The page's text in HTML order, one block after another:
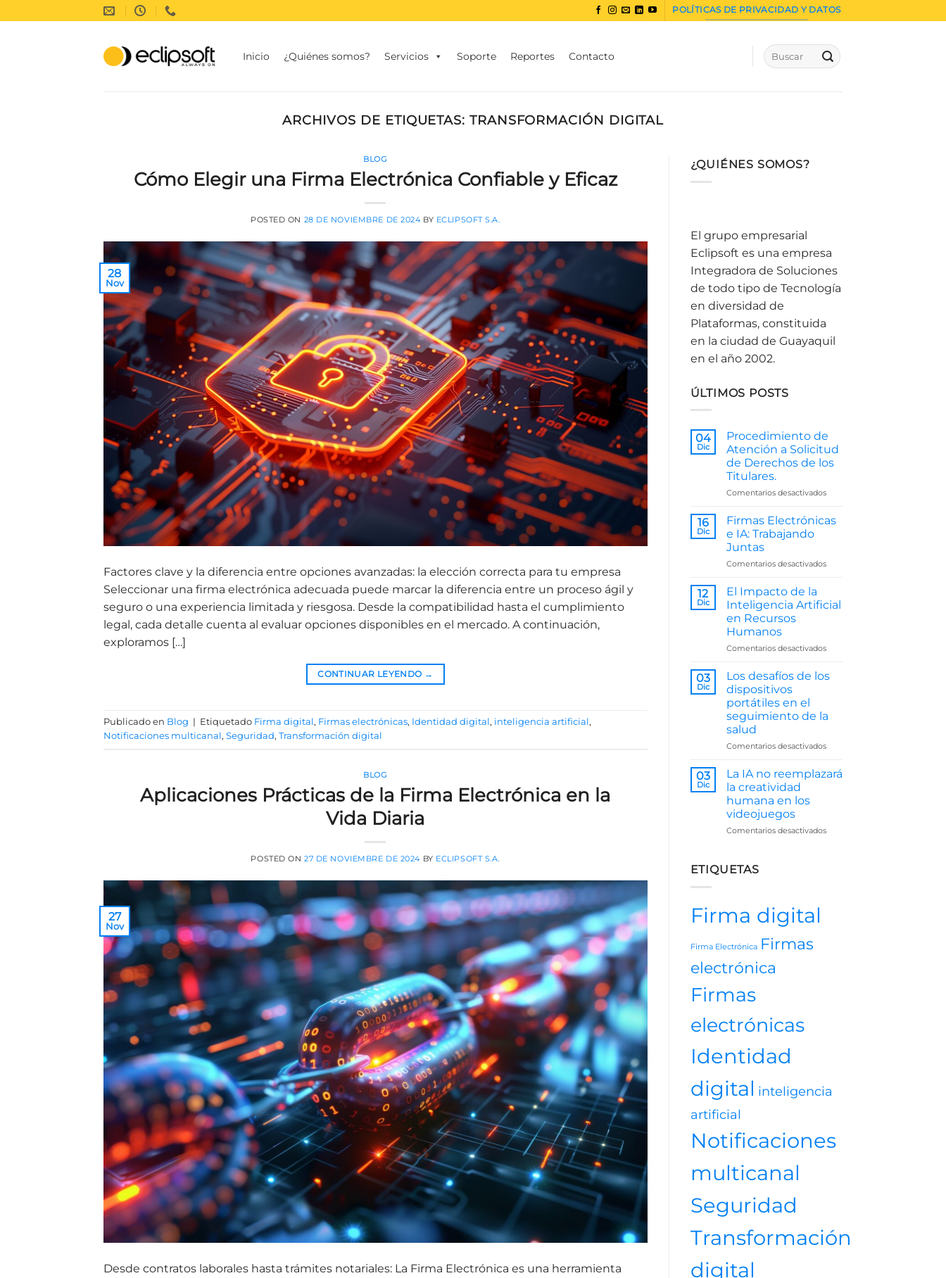
al
POLÍTICAS DE PRIVACIDAD Y DATOS
Inicio ¿Quiénes somos? Servicios Soporte Reportes Contacto
ARCHIVOS DE ETIQUETAS: TRANSFORMACIÓN DIGITAL
BLOG
Cómo Elegir una Firma Electrónica Confiable y Eficaz
POSTED ON 28 DE NOVIEMBRE DE 2024 BY ECLIPSOFT S.A.
28
Nov
Factores clave y la diferencia entre opciones avanzadas: la elección correcta para tu empresa
Seleccionar una firma electrónica adecuada puede marcar la diferencia entre un proceso ágil y
seguro o una experiencia limitada y riesgosa. Desde la compatibilidad hasta el cumplimiento
legal, cada detalle cuenta al evaluar opciones disponibles en el mercado. A continuación,
exploramos […]
CONTINUAR LEYENDO →
Publicado en Blog | Etiquetado Firma digital, Firmas electrónicas, Identidad digital, inteligencia artificial,
Notificaciones multicanal, Seguridad, Transformación digital
BLOG
Aplicaciones Prácticas de la Firma Electrónica en la
Vida Diaria
POSTED ON27 DE NOVIEMBRE DE 2024 BY ECLIPSOFT S.A.
27
Nov
Desde contratos laborales hasta trámites notariales: La Firma Electrónica es una herramienta
¿QUIÉNES SOMOS?
El grupo empresarial
Eclipsoft es una empresa
Integradora de Soluciones
de todo tipo de Tecnología
en diversidad de
Plataformas, constituida
en la ciudad de Guayaquil
en el año 2002.
ÚLTIMOS POSTS
04
Dic
Procedimiento de
Atención a Solicitud
de Derechos de los
Titulares.
Comentarios desactivadosen
de
de
los
Titulares.
16
Dic
Firmas Electrónicas
e IA: Trabajando
Juntas
Comentarios desactivadosen
e
IA:
12
Dic
El Impacto de la
Inteligencia Artificial
en Recursos
Humanos
Comentarios desactivadosen
Impacto
Artificial
Recursos
03
Dic
Los desafíos de los
dispositivos
portátiles en el
seguimiento de la
salud
Comentarios desactivadosen
desafíos
en
03
Dic
La IA no reemplazará
la creatividad
humana en los
videojuegos
Comentarios desactivadosen
ETIQUETAS
Firma digital
Firma Electrónica Firmas
electrónica
Firmas
electrónicas
Identidad
digital inteligencia
artificial
Notificaciones
multicanal
Seguridad
Transformación
digital